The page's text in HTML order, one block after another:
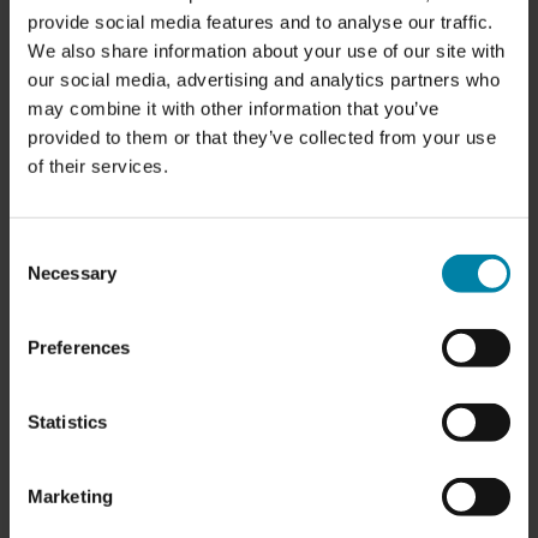
provide social media features and to analyse our traffic.
We also share information about your use of our site with
our social media, advertising and analytics partners who
may combine it with other information that you’ve
provided to them or that they’ve collected from your use
of their services.
Selection
Necessary
Preferences
Statistics
Marketing
leasad bil
Dende vanligaste skadorna på en leasingbilsom du
kommer att få betala för att få reparerade när ditt
hyresavtal löper ut är:
Bucklor, hack eller repor på fälgar, inklusive
Repor i lacken
instrumentbräda, paneler etc.
leasingföretaget din bil till en oberoende verkstad,